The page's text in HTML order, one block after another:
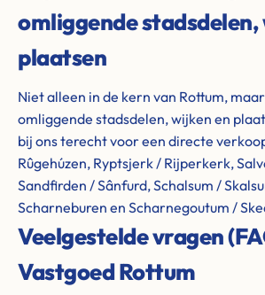
omliggende stadsdelen,
plaatsen
Niet alleen in de kern van Rottum,
omliggende stadsdelen, wijken en
bij ons terecht voor een directe
Rûgehúzen, Ryptsjerk / Rijperkerk,
Sandfirden / Sânfurd, Schalsum /
Scharneburen en Scharnegoutum /
Veelgestelde vragen
Vastgoed Rottum